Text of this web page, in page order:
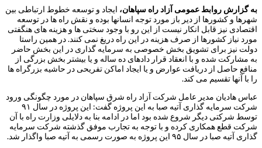
به گزارش روابط عمومی آزاد راه سپاهان، ایجاد و توسعه خطوط ارتباطی بین
شهرها و کشورها از دیر باز مورد توجه انسانها بوده و نقش راه ها در توسعه
اقتصادی نیز قابل انکار نیست از این رو با وجود سختی ها و هزینه های هنگفتی
مورد نیاز کشور‌ها از صرف هزینه در این راه دریغ نمی کنند. در همین راستا
دولت نیز برای تشویق بخش خصوصی به سرمایه گذاری در این بخش حاضر
به مشارکت شده و با انعقاد قرار داد‌های ده ساله و یا بیشتر بخش بزرگی از
منافع حاصل از دریافت عوارض و یا ایجاد اماکن تفریحی در حاشیه بزرگراه ها
را با آنها تقسیم می کند.
عباس هادیان مدیر عامل شرکت آزاد راه شرق سپاهان در مورد چگونگی ورود
شرکت سرمایه گذاری آتیه صبا به این پروژه گفت: این پروژه در سال‌ ۹۱
توسط شرکتی دیگر شروع شده بود اما در ادامه بنا به دلایلی وزارت راه با آن
شرکت قطع همکاری کرده و با توجه به تجارب موفق گذشته شرکت سرمایه
گذاری آتیه صبا در سال ۹۵ این پروژه به صورت رسمی به آتیه صبا واگذار شد.